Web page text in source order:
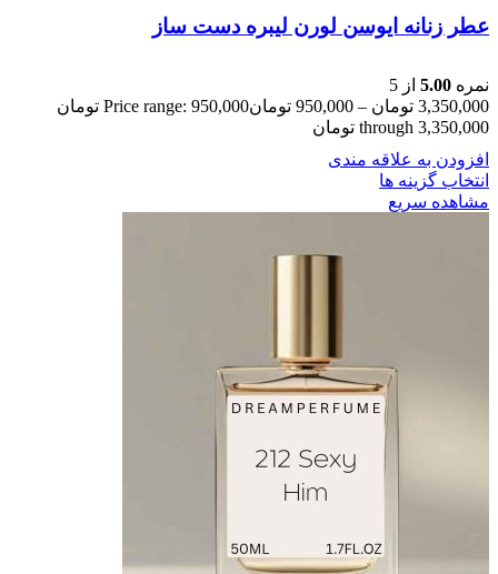
عطر زنانه ایوسن لورن لیبره دست ساز
نمره 5.00 از 5
3,350,000 تومان –
950,000 تومان
Price range: 950,000 تومان
through 3,350,000 تومان
افزودن به علاقه مندی
انتخاب گزینه ها
مشاهده سریع